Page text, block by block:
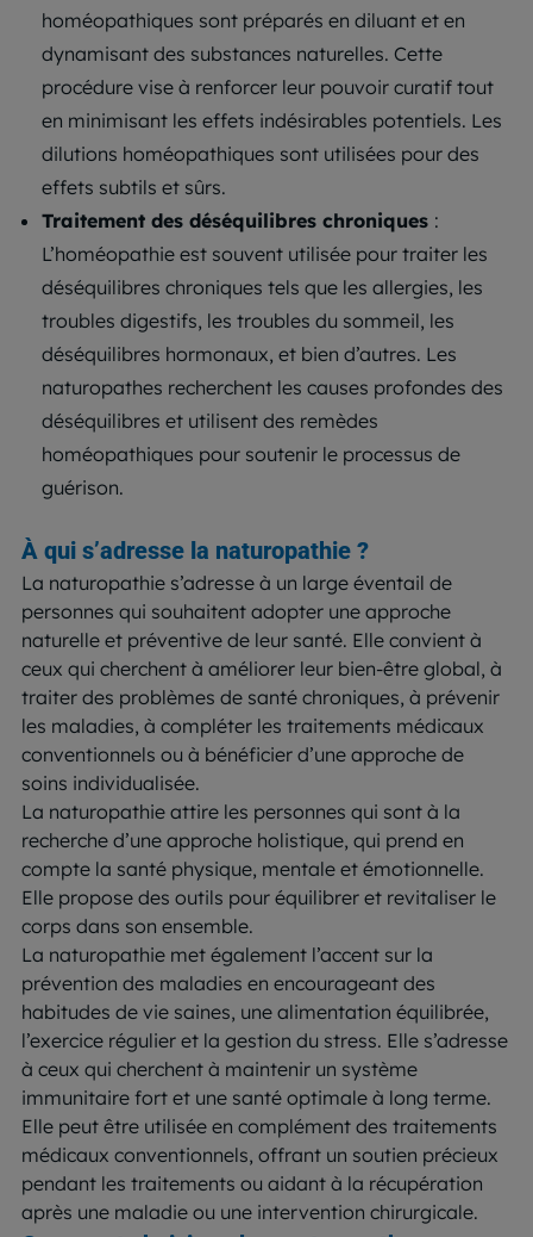
homéopathiques sont préparés en diluant et en
dynamisant des substances naturelles. Cette
procédure vise à renforcer leur pouvoir curatif tout
en minimisant les effets indésirables potentiels. Les
dilutions homéopathiques sont utilisées pour des
effets subtils et sûrs.
Traitement des déséquilibres chroniques :
L’homéopathie est souvent utilisée pour traiter les
déséquilibres chroniques tels que les allergies, les
troubles digestifs, les troubles du sommeil, les
déséquilibres hormonaux, et bien d’autres. Les
naturopathes recherchent les causes profondes des
déséquilibres et utilisent des remèdes
homéopathiques pour soutenir le processus de
guérison.
À qui s’adresse la naturopathie ?
La naturopathie s’adresse à un large éventail de
personnes qui souhaitent adopter une approche
naturelle et préventive de leur santé. Elle convient à
ceux qui cherchent à améliorer leur bien-être global, à
traiter des problèmes de santé chroniques, à prévenir
les maladies, à compléter les traitements médicaux
conventionnels ou à bénéficier d’une approche de
soins individualisée.
La naturopathie attire les personnes qui sont à la
recherche d’une approche holistique, qui prend en
compte la santé physique, mentale et émotionnelle.
Elle propose des outils pour équilibrer et revitaliser le
corps dans son ensemble.
La naturopathie met également l’accent sur la
prévention des maladies en encourageant des
habitudes de vie saines, une alimentation équilibrée,
l’exercice régulier et la gestion du stress. Elle s’adresse
à ceux qui cherchent à maintenir un système
immunitaire fort et une santé optimale à long terme.
Elle peut être utilisée en complément des traitements
médicaux conventionnels, offrant un soutien précieux
pendant les traitements ou aidant à la récupération
après une maladie ou une intervention chirurgicale.